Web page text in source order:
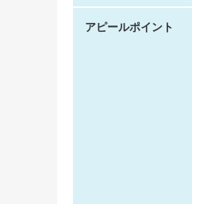
アピールポイント